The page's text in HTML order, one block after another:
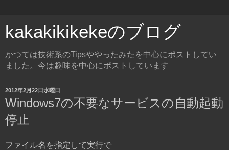
kakakikikekeのブログ
かつては技術系のTipsややったみたを中心にポストしてい
ました。今は趣味を中心にポストしています
2012年2月22日水曜日
Windows7の不要なサービスの自動起動
停止
ファイル名を指定して実行で